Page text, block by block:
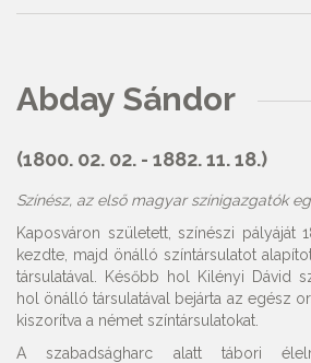
Abday Sándor
(1800. 02. 02. - 1882. 11. 18.)
Színész, az első magyar színigazgatók
Kaposváron született, színészi pályáját
kezdte, majd önálló színtársulatot
társulatával. Később hol Kilényi Dávid
hol önálló társulatával bejárta az egész
kiszorítva a német színtársulatokat.
A szabadságharc alatt tábori